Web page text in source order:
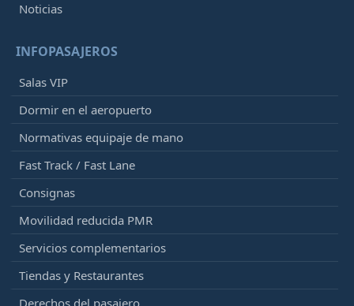
Noticias
INFOPASAJEROS
Salas VIP
Dormir en el aeropuerto
Normativas equipaje de mano
Fast Track / Fast Lane
Consignas
Movilidad reducida PMR
Servicios complementarios
Tiendas y Restaurantes